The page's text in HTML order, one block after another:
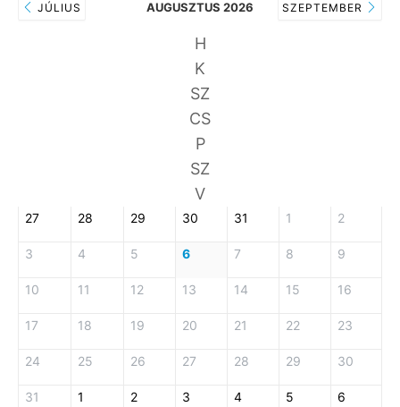
JÚLIUS AUGUSZTUS 2026 SZEPTEMBER
H
K
SZ
CS
P
SZ
V
27 28 29 30 31 1 2
3 4 5 6 7 8 9
10 11 12 13 14 15 16
17 18 19 20 21 22 23
24 25 26 27 28 29 30
31 1 2 3 4 5 6